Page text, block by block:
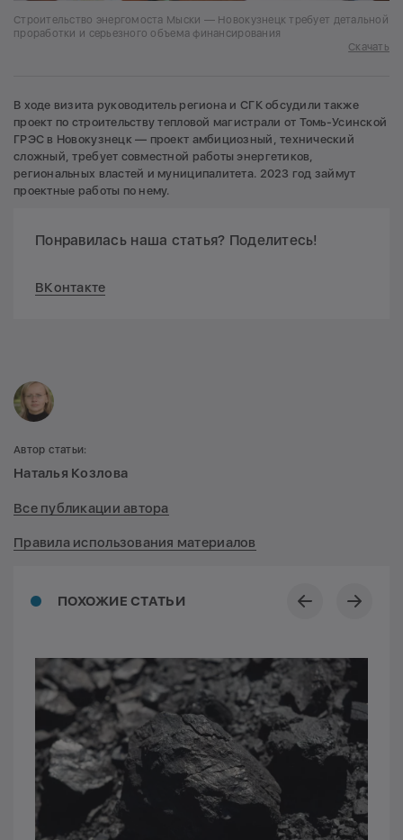
Строительство энергомоста Мыски — Новокузнецк требует детальной
проработки и серьезного объема финансирования
Скачать
В ходе визита руководитель региона и СГК обсудили также
проект по строительству тепловой магистрали от Томь-Усинской
ГРЭС в Новокузнецк — проект амбициозный, технический
сложный, требует совместной работы энергетиков,
региональных властей и муниципалитета. 2023 год займут
проектные работы по нему.
Понравилась наша статья? Поделитесь!
ВКонтакте
ПОХОЖИЕ СТАТЬИ
Автор статьи:
Наталья Козлова
Все публикации автора
Правила использования материалов